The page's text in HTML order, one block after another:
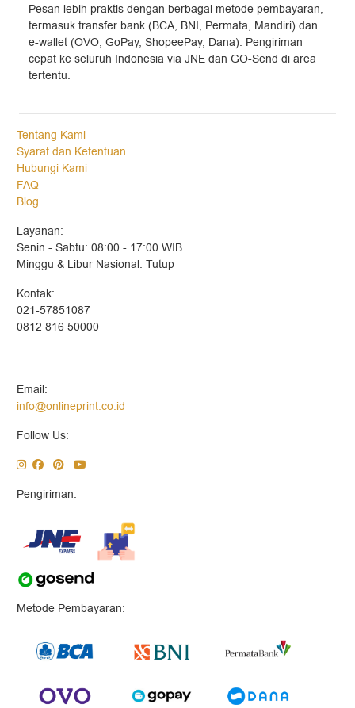
Pesan lebih praktis dengan berbagai metode pembayaran,
termasuk transfer bank (BCA, BNI, Permata, Mandiri) dan
e-wallet (OVO, GoPay, ShopeePay, Dana). Pengiriman
cepat ke seluruh Indonesia via JNE dan GO-Send di area
tertentu.
Tentang Kami
Syarat dan Ketentuan
Hubungi Kami
FAQ
Blog
Layanan:
Senin - Sabtu: 08:00 - 17:00 WIB
Minggu & Libur Nasional: Tutup
Kontak:
021-57851087
0812 816 50000
Email:
info@onlineprint.co.id
Follow Us:
Pengiriman:
Metode Pembayaran: